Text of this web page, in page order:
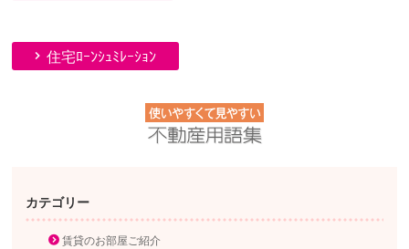
住宅ﾛｰﾝｼｭﾐﾚｰｼｮﾝ
カテゴリー
賃貸のお部屋ご紹介